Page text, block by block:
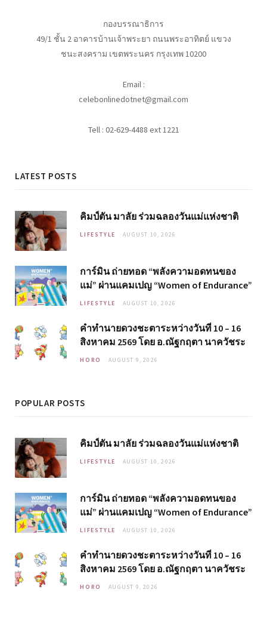
กองบรรณาธิการ
49/1 ชั้น 2 อาคารบ้านเจ้าพระยา ถนนพระอาทิตย์ แขวง
ชนะสงคราม เขตพระนคร กรุงเทพ 10200
Email :
celebonlinedotnet@gmail.com
Tell : 02-629-4488 ext 1221
LATEST POSTS
คิมป์ตัน มาลัย ร่วมฉลองวันแม่แห่งชาติ
LIFESTYLE AUGUST 10, 2026
การ์มิน ถ่ายทอด “พลังความอดทนของ
แม่” ผ่านแคมเปญ “Women of Endurance”
LIFESTYLE AUGUST 10, 2026
คำทำนายดวงชะตาระหว่างวันที่ 10 – 16
สิงหาคม 2569 โดย อ.ณัฐกฤตา นาควัชระ
HORO AUGUST 9, 2026
POPULAR POSTS
คิมป์ตัน มาลัย ร่วมฉลองวันแม่แห่งชาติ
LIFESTYLE AUGUST 10, 2026
การ์มิน ถ่ายทอด “พลังความอดทนของ
แม่” ผ่านแคมเปญ “Women of Endurance”
LIFESTYLE AUGUST 10, 2026
คำทำนายดวงชะตาระหว่างวันที่ 10 – 16
สิงหาคม 2569 โดย อ.ณัฐกฤตา นาควัชระ
HORO AUGUST 9, 2026